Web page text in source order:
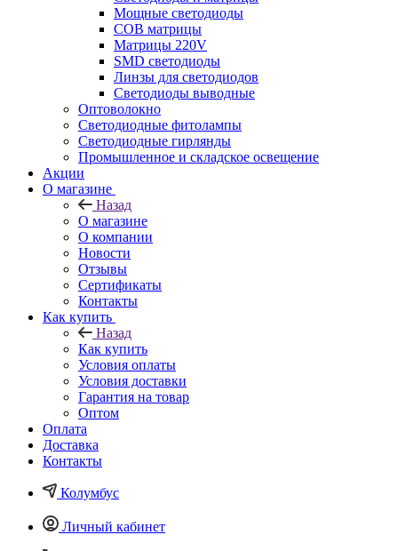
Мощные светодиоды
COB матрицы
Матрицы 220V
SMD светодиоды
Линзы для светодиодов
Светодиоды выводные
Оптоволокно
Светодиодные фитолампы
Светодиодные гирлянды
Промышленное и складское освещение
Акции
О магазине
Назад
О магазине
О компании
Новости
Отзывы
Сертификаты
Контакты
Как купить
Назад
Как купить
Условия оплаты
Условия доставки
Гарантия на товар
Оптом
Оплата
Доставка
Контакты
Колумбус
Личный кабинет